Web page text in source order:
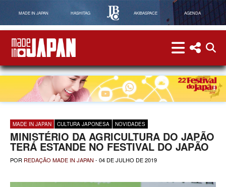
MADE IN JAPAN HASHITAG AKIBASPACE AGENDA
menu menu
MADE IN JAPAN CULTURA JAPONESA NOVIDADES
MINISTÉRIO DA AGRICULTURA DO JAPÃO
TERÁ ESTANDE NO FESTIVAL DO JAPÃO
POR REDAÇÃO MADE IN JAPAN - 04 DE JULHO DE 2019